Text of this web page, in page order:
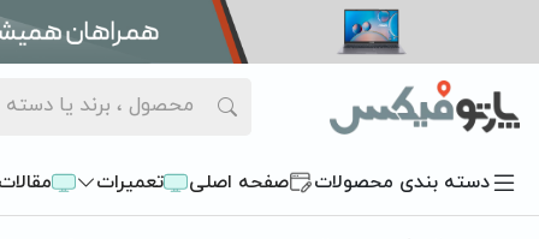
دسته بندی محصولات صفحه اصلی تعمیرات